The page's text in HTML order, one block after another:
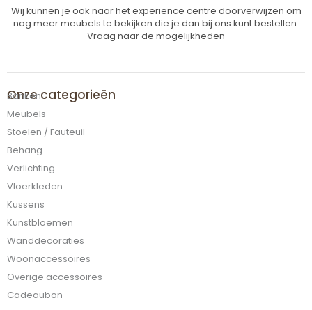
Wij kunnen je ook naar het experience centre doorverwijzen om
nog meer meubels te bekijken die je dan bij ons kunt bestellen.
Vraag naar de mogelijkheden
Onze categorieën
Banken
Meubels
Stoelen / Fauteuil
Behang
Verlichting
Vloerkleden
Kussens
Kunstbloemen
Wanddecoraties
Woonaccessoires
Overige accessoires
Cadeaubon